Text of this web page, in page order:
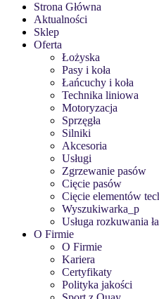
Strona Główna
Aktualności
Sklep
Oferta
Łożyska
Pasy i koła
Łańcuchy i koła
Technika liniowa
Motoryzacja
Sprzęgła
Silniki
Akcesoria
Usługi
Zgrzewanie pasów
Cięcie pasów
Cięcie elementów
Wyszukiwarka_p
Usługa rozkuwania
O Firmie
O Firmie
Kariera
Certyfikaty
Polityka jakości